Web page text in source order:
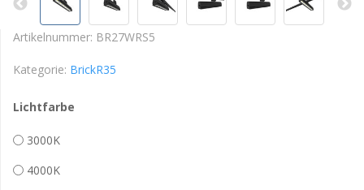
Artikelnummer: BR27WRS5
Kategorie: BrickR35
Lichtfarbe
3000K
4000K